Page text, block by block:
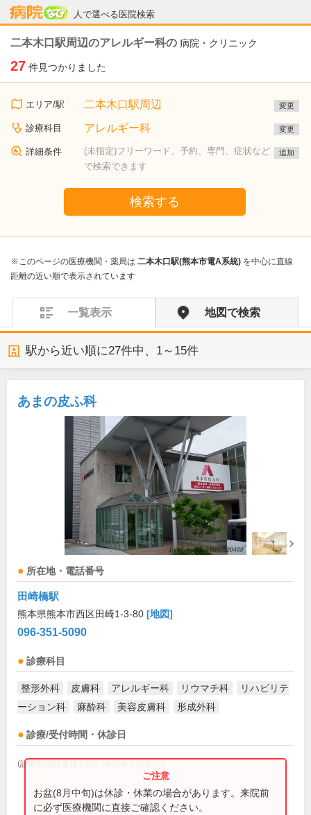
人で選べる医院検索
病院なび
二本木口駅周辺のアレルギー科の 病院・クリニック
27 件見つかりました
エリア/駅 二本木口駅周辺 変更
診療科目 アレルギー科 変更
詳細条件
(未指定)フリーワード、予約、専門、症状など
で検索できます
追加
検索する
※このページの医療機関・薬局は 二本木口駅(熊本市電A系統) を中心に直線
距離の近い順で表示されています
一覧表示 地図で検索
駅から近い順に27件中、 1～15件
あまの皮ふ科
所在地・電話番号
田崎橋駅
熊本県熊本市西区田崎1-3-80 [地図]
096-351-5090
診療科目
整形外科 皮膚科 アレルギー科 リウマチ科
リハビリテ
ーション科
麻酔科 美容皮膚科 形成外科
診療/受付時間・休診日
(診療時間は直接お問い合わせください)
お盆(8月中旬)は休診・休業の場合があります。来院前
に必ず医療機関に直接ご確認ください。